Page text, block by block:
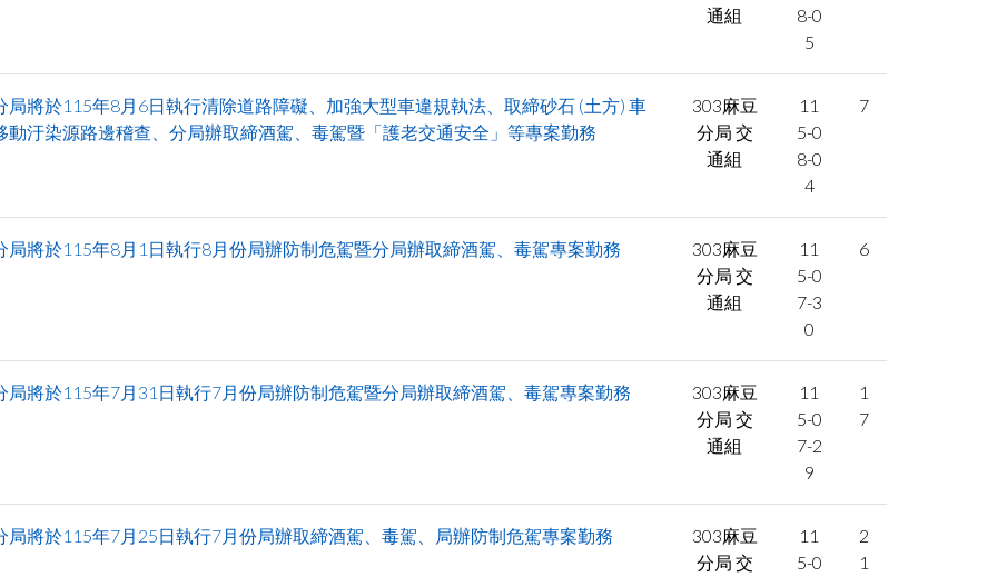
通組
8-0
5
局將於115年8月6日執行清除道路障礙、加強大型車違規執法、取締砂石 (土方) 車
動汙染源路邊稽查、分局辦取締酒駕、毒駕暨「護老交通安全」等專案勤務
303麻豆
分局 交
通組
11
5-0
8-0
4
7
局將於115年8月1日執行8月份局辦防制危駕暨分局辦取締酒駕、毒駕專案勤務
303麻豆
分局 交
通組
11
5-0
7-3
0
6
局將於115年7月31日執行7月份局辦防制危駕暨分局辦取締酒駕、毒駕專案勤務
303麻豆
分局 交
通組
11
5-0
7-2
9
1
7
局將於115年7月25日執行7月份局辦取締酒駕、毒駕、局辦防制危駕專案勤務
303麻豆
分局 交
11
5-0
2
1